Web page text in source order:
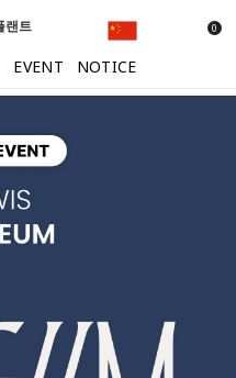
0
EVENT NOTICE